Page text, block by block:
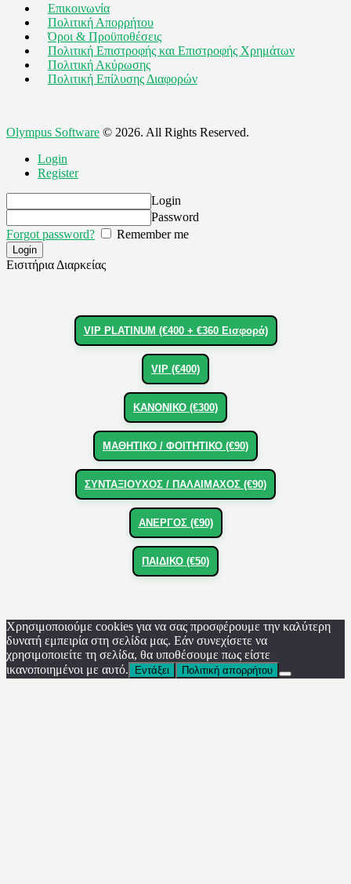
Επικοινωνία
Πολιτική Απορρήτου
Όροι & Προϋποθέσεις
Πολιτική Επιστροφής και Επιστροφής Χρημάτων
Πολιτική Ακύρωσης
Πολιτική Επίλυσης Διαφορών
Olympus Software © 2026. All Rights Reserved.
Login
Register
Login
Password
Forgot password?
Remember me
Εισιτήρια Διαρκείας
VIP PLATINUM (€400 + €360 Εισφορά)
VIP (€400)
ΚΑΝΟΝΙΚΟ (€300)
ΜΑΘΗΤΙΚΟ / ΦΟΙΤΗΤΙΚΟ (€90)
ΣΥΝΤΑΞΙΟΥΧΟΣ / ΠΑΛΑΙΜΑΧΟΣ (€90)
ΑΝΕΡΓΟΣ (€90)
ΠΑΙΔΙΚΟ (€50)
Χρησιμοποιούμε cookies για να σας προσφέρουμε την καλύτερη
δυνατή εμπειρία στη σελίδα μας. Εάν συνεχίσετε να
χρησιμοποιείτε τη σελίδα, θα υποθέσουμε πως είστε
ικανοποιημένοι με αυτό.
Εντάξει Πολιτική απορρήτου